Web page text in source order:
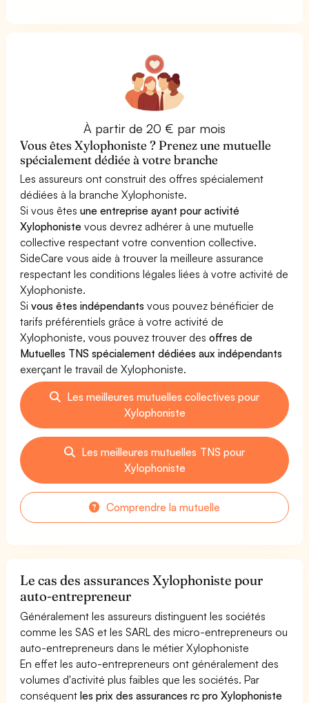
À partir de 20 € par mois
Vous êtes Xylophoniste ? Prenez une mutuelle
spécialement dédiée à votre branche
Les assureurs ont construit des offres spécialement
dédiées à la branche Xylophoniste.
Si vous êtesune entreprise ayant pour activité
Xylophoniste vous devrez adhérer à une mutuelle
collective respectant votre convention collective.
SideCare vous aide à trouver la meilleure assurance
respectant les conditions légales liées à votre activité de
Xylophoniste.
Sivous êtes indépendants vous pouvez bénéficier de
tarifs préférentiels grâce à votre activité de
Xylophoniste, vous pouvez trouver desoffres de
Mutuelles TNS spécialement dédiées aux indépendants
exerçant le travail de Xylophoniste.
Les meilleures mutuelles collectives pour
Xylophoniste
Les meilleures mutuelles TNS pour
Xylophoniste
Comprendre la mutuelle
Le cas des assurances Xylophoniste pour
auto-entrepreneur
Généralement les assureurs distinguent les sociétés
comme les SAS et les SARL des micro-entrepreneurs ou
auto-entrepreneurs dans le métier Xylophoniste
En effet les auto-entrepreneurs ont généralement des
volumes d'activité plus faibles que les sociétés. Par
conséquentles prix des assurances rc pro Xylophoniste